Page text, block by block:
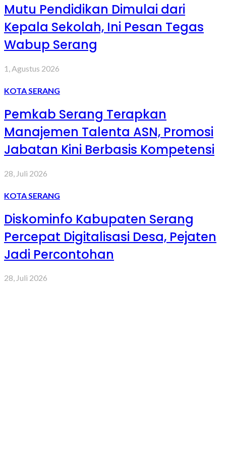
Mutu Pendidikan Dimulai dari
Kepala Sekolah, Ini Pesan Tegas
Wabup Serang
1, Agustus 2026
KOTA SERANG
Pemkab Serang Terapkan
Manajemen Talenta ASN, Promosi
Jabatan Kini Berbasis Kompetensi
28, Juli 2026
KOTA SERANG
Diskominfo Kabupaten Serang
Percepat Digitalisasi Desa, Pejaten
Jadi Percontohan
28, Juli 2026